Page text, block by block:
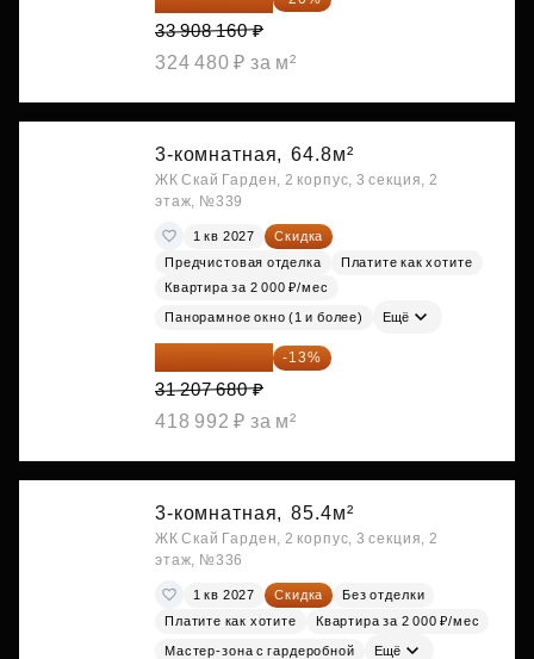
33 908 160 ₽
324 480 ₽ за м²
3-комнатная, 64.8м²
ЖК Скай Гарден, 2 корпус, 3 секция, 2
этаж, №339
1 кв 2027
Скидка
Предчистовая отделка
Платите как хотите
Квартира за 2 000 ₽/мес
Панорамное окно (1 и более) Ещё
27 150 682 ₽ -13%
31 207 680 ₽
418 992 ₽ за м²
3-комнатная, 85.4м²
ЖК Скай Гарден, 2 корпус, 3 секция, 2
этаж, №336
1 кв 2027 Скидка
Без отделки
Платите как хотите
Квартира за 2 000 ₽/мес
Мастер-зона с гардеробной Ещё